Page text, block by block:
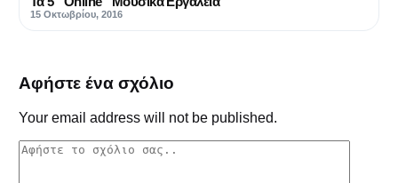
15 Οκτωβρίου, 2016
Αφήστε ένα σχόλιο
Your email address will not be published.